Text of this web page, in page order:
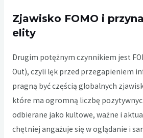
Zjawisko FOMO i
elity
Drugim potężnym czynnikiem jest
Out), czyli lęk przed przegapieniem
pragną być częścią globalnych
które ma ogromną liczbę
odbierane jako kultowe, ważne i
chętniej angażuje się w oglądanie i